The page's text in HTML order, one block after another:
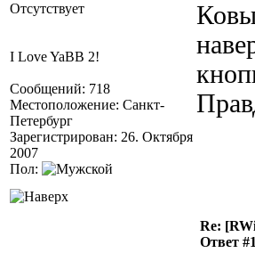
Отсутствует
I Love YaBB 2!
Сообщений: 718
Местоположение: Санкт-
Петербург
Зарегистрирован: 26. Октября
2007
Пол:
Re:
Ответ